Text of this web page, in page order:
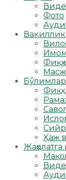
Фото
Вакиллик
Фиқҳ
Бўлимлар
Фиқҳ
Ҳаж